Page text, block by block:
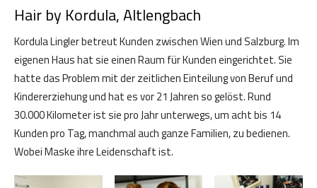
Hair by Kordula, Altlengbach
Kordula Lingler betreut Kunden zwischen Wien und Salzburg. Im
eigenen Haus hat sie einen Raum für Kunden eingerichtet. Sie
hatte das Problem mit der zeitlichen Einteilung von Beruf und
Kindererziehung und hat es vor 21 Jahren so gelöst. Rund
30.000 Kilometer ist sie pro Jahr unterwegs, um acht bis 14
Kunden pro Tag, manchmal auch ganze Familien, zu bedienen.
Wobei Maske ihre Leidenschaft ist.